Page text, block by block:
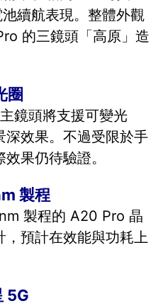
續航表現。整體外觀
的三鏡頭「高原」造
圈
鏡頭將支援可變光
深效果。不過受限於手
果仍待驗證。
製程
製程的 A20 Pro 晶
，預計在效能與功耗上
5G